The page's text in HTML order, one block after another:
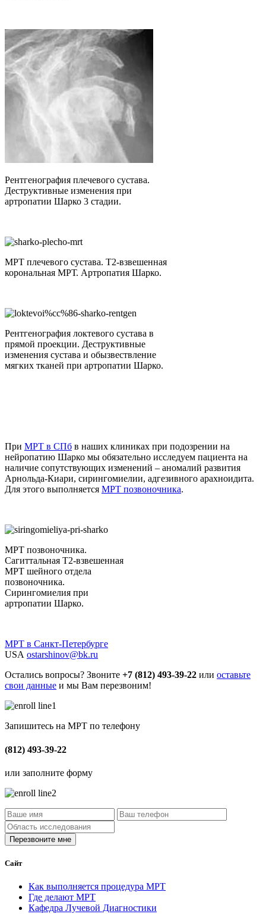
Рентгенография плечевого сустава.
Деструктивные изменения при
артропатии Шарко 3 стадии.
МРТ плечевого сустава. Т2-взвешенная
корональная МРТ. Артропатия Шарко.
Рентгенография локтевого сустава в
прямой проекции. Деструктивные
изменения сустава и обызвествление
мягких тканей при артропатии Шарко.
При МРТ в СПб в наших клиниках при подозрении на
нейропатию Шарко мы обязательно исследуем пациента на
наличие сопутствующих изменений – аномалий развития
Арнольда-Киари, сирингомиелии, адгезивного арахноидита.
Для этого выполняется МРТ позвоночника.
МРТ позвоночника.
Сагиттальная Т2-взвешенная
МРТ шейного отдела
позвоночника.
Сирингомиелия при
артропатии Шарко.
МРТ в Санкт-Петербурге
USA ostarshinov@bk.ru
Остались вопросы? Звоните +7 (812) 493-39-22 или оставьте
свои данные и мы Вам перезвоним!
Запишитесь на МРТ по телефону
(812) 493-39-22
или заполните форму
Сайт
Как выполняется процедура МРТ
Где делают МРТ
Кафедра Лучевой Диагностики